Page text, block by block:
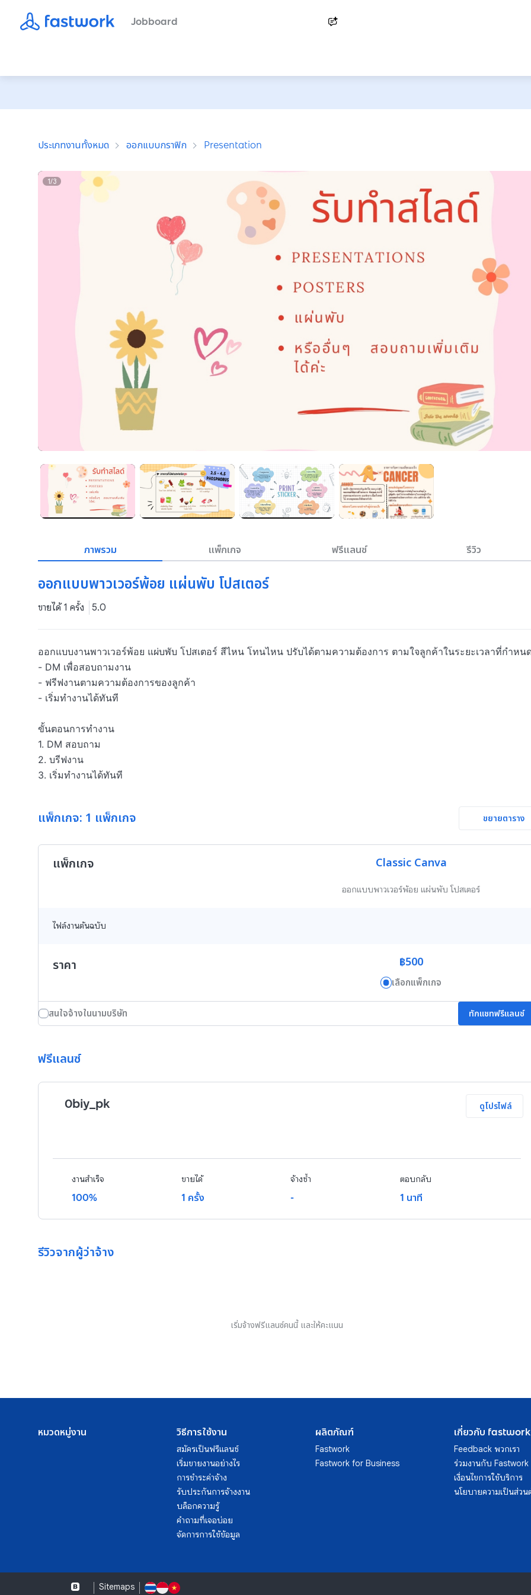
Jobboard
ประเภทงานทั้งหมด ออกแบบกราฟิก Presentation
1/3
ภาพรวม แพ็กเกจ ฟรีแลนซ์ รีวิว
ออกแบบพาวเวอร์พ้อย แผ่นพับ โปสเตอร์
ขายได้ 1 ครั้ง 5.0
ออกแบบงานพาวเวอร์พ้อย แผ่บพับ โปสเตอร์ สีไหน โทนไหน ปรับได้ตามความต้องการ ตามใจลูกค้าในระยะเวลาที่กำหน
- DM เพื่อสอบถามงาน
- ฟรีฟงานตามความต้องการของลูกค้า
- เริ่มทำงานได้ทันที
ขั้นตอนการทำงาน
1. DM สอบถาม
2. บรีฟงาน
3. เริ่มทำงานได้ทันที
แพ็กเกจ: 1 แพ็กเกจ ขยายตาราง
แพ็กเกจ Classic Canva
ออกแบบพาวเวอร์พ้อย แผ่นพับ โปสเตอร์
ไฟล์งานต้นฉบับ
ราคา ฿500
เลือกแพ็กเกจ
สนใจจ้างในนามบริษัท ทักแชทฟรีแลนซ์
ฟรีแลนซ์
0biy_pk ดูโปรไฟล์
งานสำเร็จ
100%
ขายได้
1 ครั้ง
จ้างซ้ำ
-
ตอบกลับ
1 นาที
รีวิวจากผู้ว่าจ้าง
เริ่มจ้างฟรีแลนซ์คนนี้ และให้คะแนน
หมวดหมู่งาน วิธีการใช้งาน
สมัครเป็นฟรีแลนซ์
เริ่มขายงานอย่างไร
การชำระค่าจ้าง
รับประกันการจ้างงาน
บล็อกความรู้
คำถามที่เจอบ่อย
จัดการการใช้ข้อมูล
ผลิตภัณฑ์
Fastwork
Fastwork for Business
เกี่ยวกับ fastwork
Feedback พวกเรา
ร่วมงานกับ Fastwork
เงื่อนไขการใช้บริการ
นโยบายความเป็นส่วน
Sitemaps